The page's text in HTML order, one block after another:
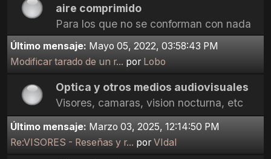
aire comprimido
Para los que no se conforman con nada
Último mensaje: Mayo 05, 2022, 03:58:43 PM
Modificar tarado de un r... por Lobo
Optica y otros medios audiovisuales
Visores, camaras, vision nocturna, etc
Último mensaje: Marzo 03, 2025, 12:14:50 PM
Re:VISORES - Reseñas y r... porVIdal